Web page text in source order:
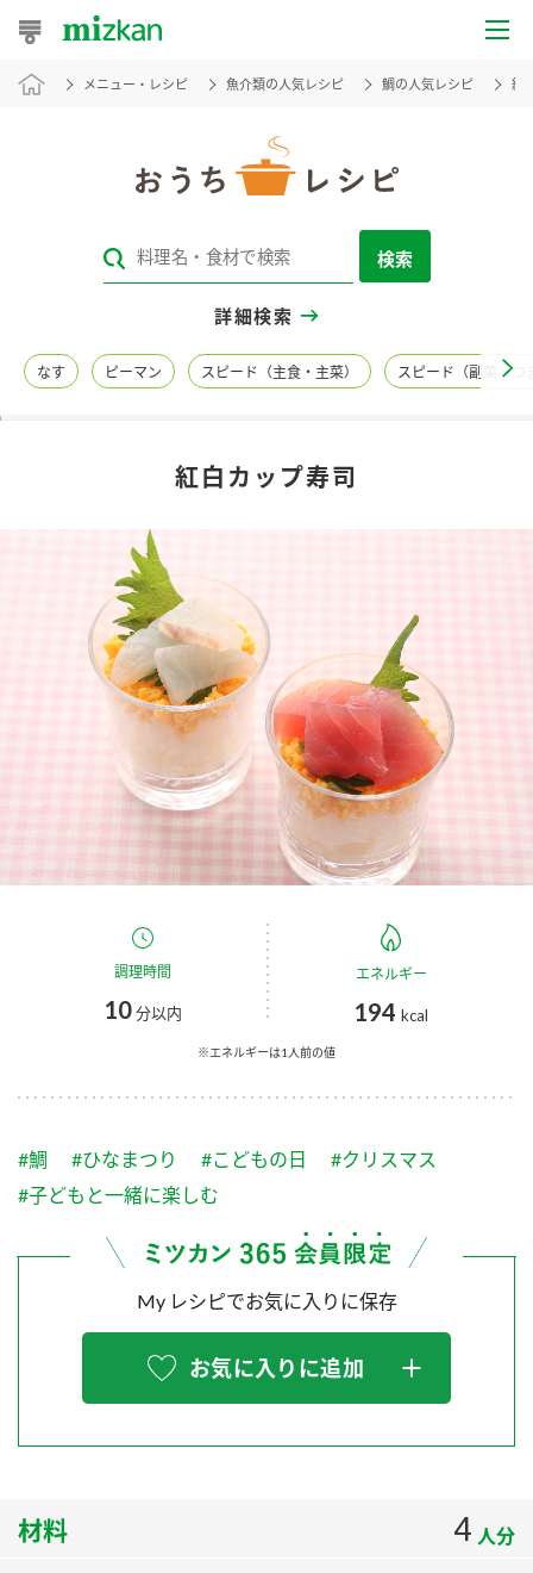
おうちレシピ
レシピカテゴリ一覧
レシピ名特集
商品カテゴリ
酢
お酢ドリンク ぽん酢
みりん風・料理酒 鍋用調味料
スープ 中華
ふりかけ
炊き込みご飯の素 米飯用調味液
新商品一覧
キャンペーン情報
ブランド・スペシャルサイト
ブランド・スペシャルサイト トップ
商品ブランドサイト
Fibee（ファイビー）
カンタン酢
お酢ドリンク
かおりの蔵
鍋なび
納豆のサイト
お酢を知ろう！
ぽん酢サワー
企業情報
国内事業概要
ミツカングループについて
企業理念
ミツカンを知る
水の文化センター（アーカイブ）
ZENB initiative
MIM（ミツカンミュージアム）
お客様相談センター
お客様の声をいかしました
販売終了製品のご案内
よくあるご質問
地図から取り扱い店舗を探す
メニュー・レシピ 魚介類の人気レシピ 鯛の人気レシピ 紅
検索
詳細検索
なす ピーマン スピード（主食・主菜） スピード（副菜・つ
紅白カップ寿司
調理時間
10分以内
エネルギー
194 kcal
※エネルギーは1人前の値
#鯛 #ひなまつり #こどもの日
#クリスマス
#子どもと一緒に楽しむ
My レシピでお気に入りに保存
お気に入りに追加
材料 4 人分